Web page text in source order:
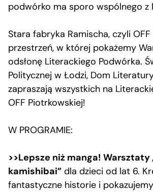
podwórko ma sporo wspólnego z
Stara fabryka Ramischa, czyli
przestrzeń, w której pokażemy
odsłonę Literackiego Podwórka.
Politycznej w Łodzi, Dom
zapraszają wszystkich na
OFF Piotrkowskiej!
W PROGRAMIE:
>>Lepsze niż manga!
kamishibai” dla dzieci od lat 6.
fantastyczne historie i